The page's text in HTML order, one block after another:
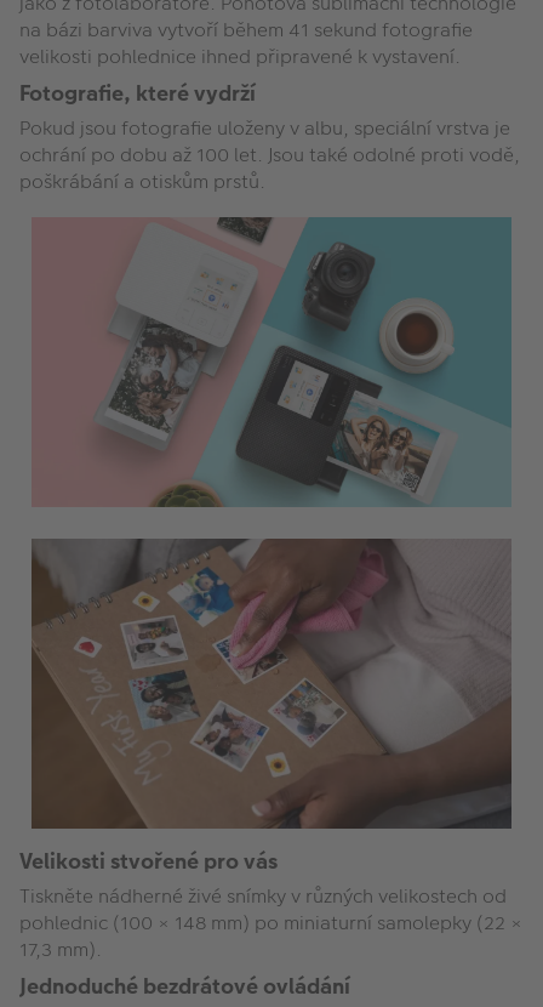
na bázi barviva vytvoří během 41 sekund fotografie
velikosti pohlednice ihned připravené k vystavení.
Fotografie, které vydrží
Pokud jsou fotografie uloženy v albu, speciální vrstva je
ochrání po dobu až 100 let. Jsou také odolné proti vodě,
poškrábání a otiskům prstů.
Velikosti stvořené pro vás
Tiskněte nádherné živé snímky v různých velikostech od
pohlednic (100 × 148 mm) po miniaturní samolepky (22 ×
17,3 mm).
Jednoduché bezdrátové ovládání